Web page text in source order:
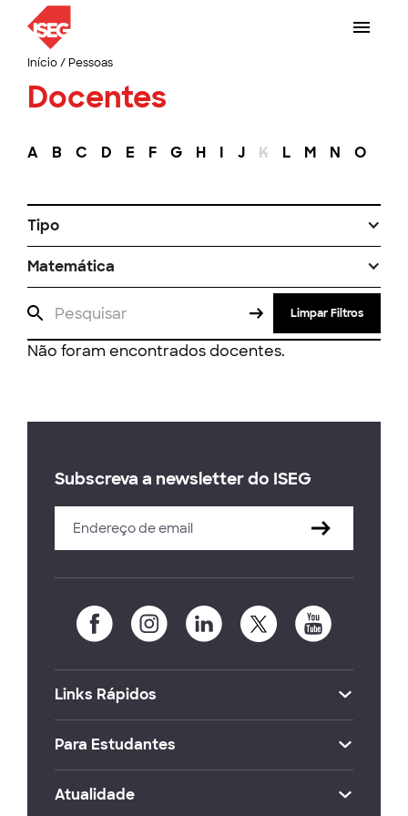
Início/ Pessoas
Docentes
A B C D E F G H I J K L M N O
Tipo
Matemática
Limpar Filtros
Não foram encontrados docentes.
Subscreva a newsletter do ISEG
Links Rápidos
Para Estudantes
Atualidade